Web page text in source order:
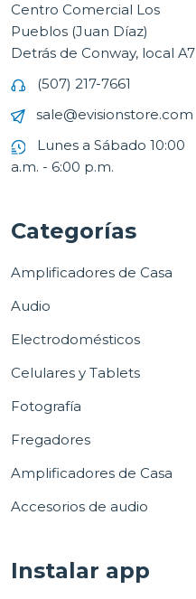
Centro Comercial Los
Pueblos (Juan Díaz)
Detrás de Conway, local A7
(507) 217-7661
sale@evisionstore.com
Lunes a Sábado 10:00
a.m. - 6:00 p.m.
Categorías
Amplificadores de Casa
Audio
Electrodomésticos
Celulares y Tablets
Fotografía
Fregadores
Amplificadores de Casa
Accesorios de audio
Instalar app